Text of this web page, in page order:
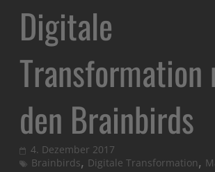
Digitale
den Brainbirds
4. Dezember 2017
Brainbirds, Digitale Transformation,